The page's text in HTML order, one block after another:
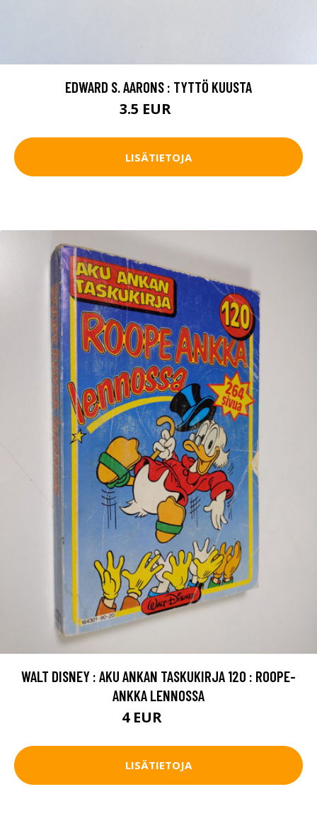
EDWARD S. AARONS : TYTTÖ KUUSTA
3.5 EUR
LISÄTIETOJA
WALT DISNEY : AKU ANKAN TASKUKIRJA 120 : ROOPE-
ANKKA LENNOSSA
4 EUR
LISÄTIETOJA